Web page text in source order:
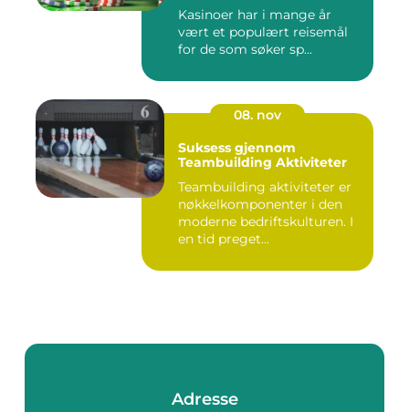
Kasinoer har i mange år
vært et populært reisemål
for de som søker sp...
08. nov
Suksess gjennom
Teambuilding Aktiviteter
Teambuilding aktiviteter er
nøkkelkomponenter i den
moderne bedriftskulturen. I
en tid preget...
Adresse